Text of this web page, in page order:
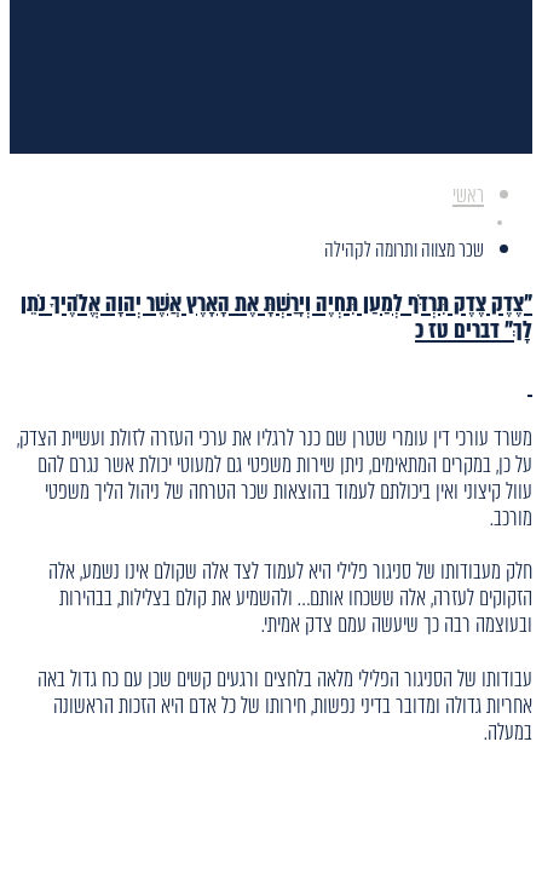
ראשי
שכר מצווה ותרומה לקהילה
"צֶדֶק צֶדֶק תִּרְדֹּף לְמַעַן תִּחְיֶה וְיָרַשְׁתָּ אֶת הָאָרֶץ אֲשֶׁר יְהוָה אֱלֹהֶיךָ נֹתֵן
לָךְ" דברים טז כ
משרד עורכי דין עומרי שטרן שם כנר לרגליו את ערכי העזרה לזולת ועשיית הצדק,
על כן, במקרים המתאימים, ניתן שירות משפטי גם למעוטי יכולת אשר נגרם להם
עוול קיצוני ואין ביכולתם לעמוד בהוצאות שכר הטרחה של ניהול הליך משפטי
מורכב.
חלק מעבודותו של סניגור פלילי היא לעמוד לצד אלה שקולם אינו נשמע, אלה
הזקוקים לעזרה, אלה ששכחו אותם… ולהשמיע את קולם בצלילות, בבהירות
ובעוצמה רבה כך שיעשה עמם צדק אמיתי.
עבודותו של הסניגור הפלילי מלאה בלחצים ורגעים קשים שכן עם כח גדול באה
אחריות גדולה ומדובר בדיני נפשות, חירותו של כל אדם היא הזכות הראשונה
במעלה.